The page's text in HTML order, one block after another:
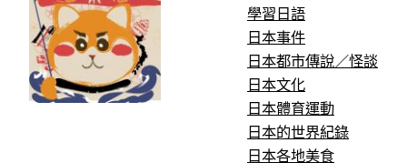
學習日語
日本事件
日本都市傳說／怪談
日本文化
日本體育運動
日本的世界紀錄
日本各地美食